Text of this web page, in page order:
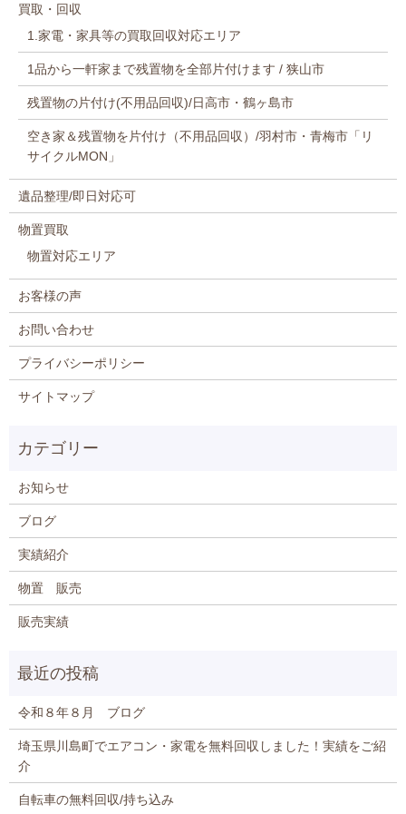
買取・回収
1.家電・家具等の買取回収対応エリア
1品から一軒家まで残置物を全部片付けます / 狭山市
残置物の片付け(不用品回収)/日高市・鶴ヶ島市
空き家＆残置物を片付け（不用品回収）/羽村市・青梅市「リ
サイクルMON」
遺品整理/即日対応可
物置買取
物置対応エリア
お客様の声
お問い合わせ
プライバシーポリシー
サイトマップ
お知らせ
ブログ
実績紹介
物置 販売
販売実績
令和８年８月 ブログ
埼玉県川島町でエアコン・家電を無料回収しました！実績をご紹
介
自転車の無料回収/持ち込み